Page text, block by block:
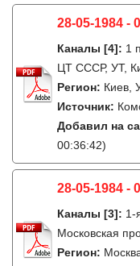
28-05-1984 -
Каналы [4]: 1
ЦТ СССР, УТ,
Регион: Киев,
Источник:
Добавил на
00:36:42)
28-05-1984 -
Каналы [3]: 1-
Московская
Регион: